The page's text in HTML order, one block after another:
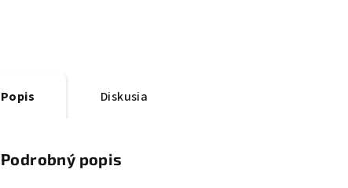
Popis Diskusia
Podrobný popis